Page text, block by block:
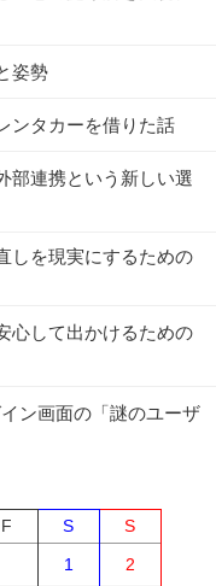
姿勢
ンタカーを借りた話
部連携という新しい選
しを現実にするための
心して出かけるための
ン画面の「謎のユーザ
F S
S
1
2